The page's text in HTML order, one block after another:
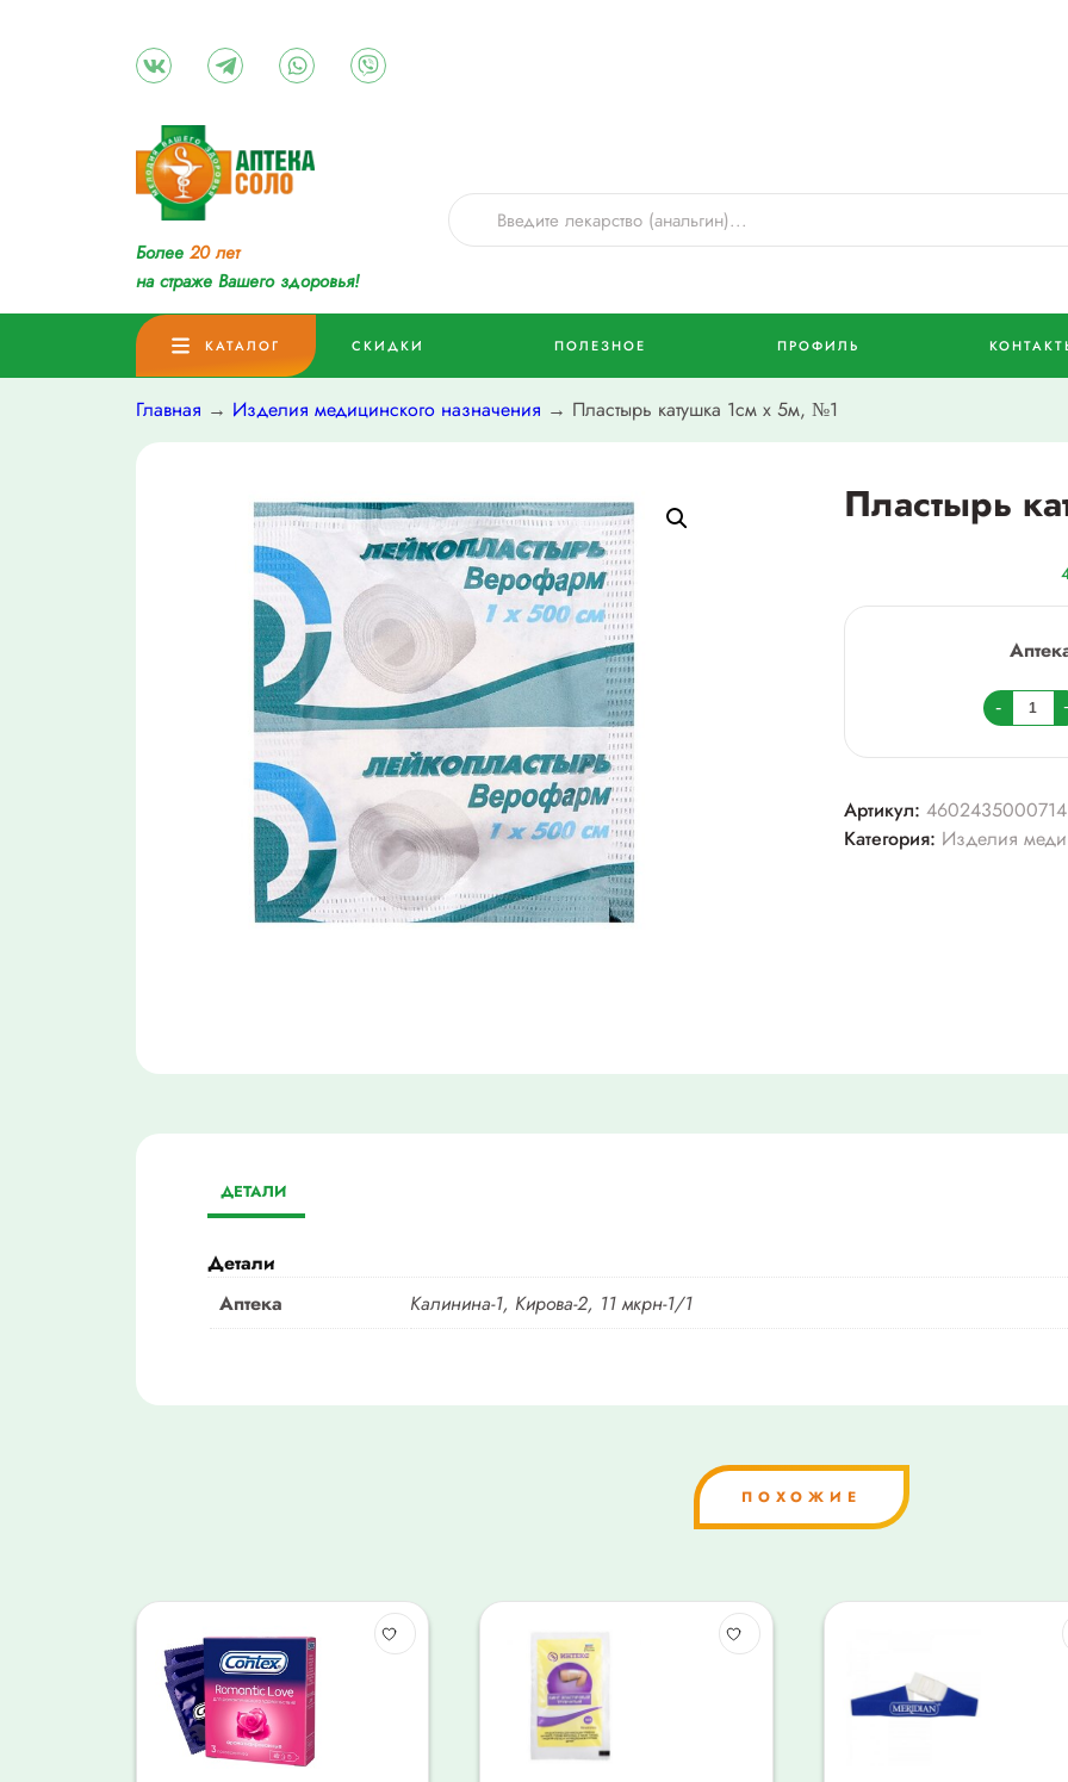
Более 20 лет
на страже Вашего здоровья!
КАТАЛОГ СКИДКИ ПОЛЕЗНОЕ ПРОФИЛЬ
Главная → Изделия медицинского назначения → Пластырь катушка 1см х 5м, №1
Пластырь
-
товара
1см
х
Артикул: 4602435000714
Категория: Изделия
ДЕТАЛИ
Детали
Аптека
Калинина-1, Кирова-2, 11 мкрн-1/1
ПОХОЖИЕ